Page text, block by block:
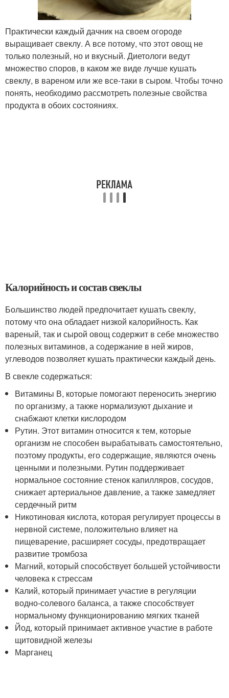
Практически каждый дачник на своем огороде
выращивает свеклу. А все потому, что этот овощ не
только полезный, но и вкусный. Диетологи ведут
множество споров, в каком же виде лучше кушать
свеклу, в вареном или же все-таки в сыром. Чтобы точно
понять, необходимо рассмотреть полезные свойства
продукта в обоих состояниях.
Калорийность и состав свеклы
Большинство людей предпочитает кушать свеклу,
потому что она обладает низкой калорийность. Как
вареный, так и сырой овощ содержит в себе множество
полезных витаминов, а содержание в ней жиров,
углеводов позволяет кушать практически каждый день.
В свекле содержаться:
Витамины В, которые помогают переносить энергию
по организму, а также нормализуют дыхание и
снабжают клетки кислородом
Рутин. Этот витамин относится к тем, которые
организм не способен вырабатывать самостоятельно,
поэтому продукты, его содержащие, являются очень
ценными и полезными. Рутин поддерживает
нормальное состояние стенок капилляров, сосудов,
снижает артериальное давление, а также замедляет
сердечный ритм
Никотиновая кислота, которая регулирует процессы в
нервной системе, положительно влияет на
пищеварение, расширяет сосуды, предотвращает
развитие тромбоза
Магний, который способствует большей устойчивости
человека к стрессам
Калий, который принимает участие в регуляции
водно-солевого баланса, а также способствует
нормальному функционированию мягких тканей
Йод, который принимает активное участие в работе
щитовидной железы
Марганец